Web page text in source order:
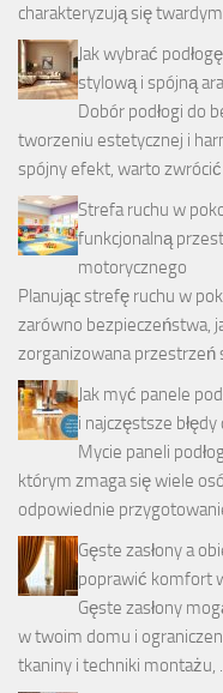
charakteryzują się
Jak wybrać
stylową i spójną
Dobór podłogi do
tworzeniu estetycznej i
spójny efekt, warto
Strefa ruchu w
funkcjonalną
motorycznego
Planując strefę ruchu w
zarówno bezpieczeństwa,
zorganizowana przestrzeń
Jak myć panele
i najczęstsze
Mycie paneli
którym zmaga się wiele
odpowiednie
Gęste zasłony a
poprawić komfort
Gęste zasłony
w twoim domu i
tkaniny i techniki montażu,